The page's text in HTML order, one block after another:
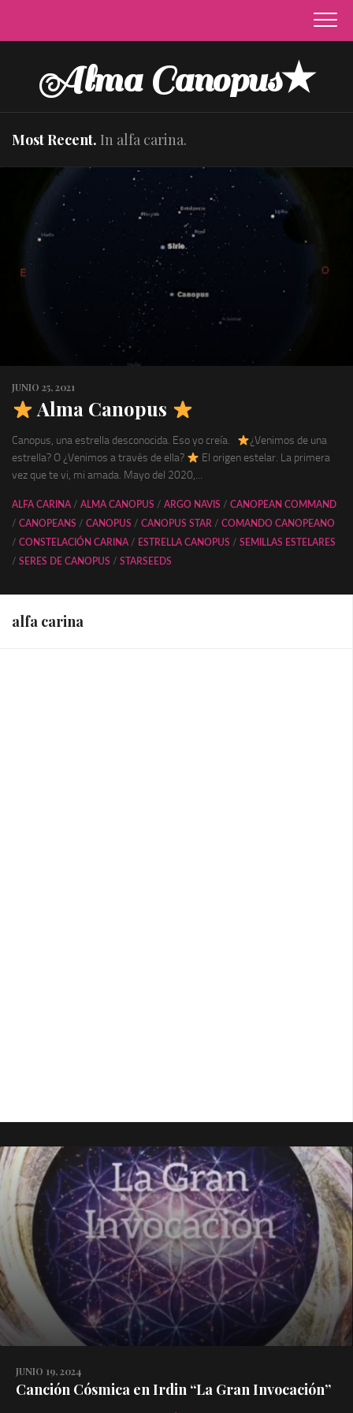
content
Alma Canopus★
Most Recent. In alfa carina.
JUNIO 25, 2021
Alma Canopus
Canopus, una estrella desconocida. Eso yo creía.
¿Venimos de una
estrella? O ¿Venimos a través de ella?
El origen estelar. La primera
vez que te vi, mi amada. Mayo del 2020,...
ALFA CARINA / ALMA CANOPUS / ARGO NAVIS / CANOPEAN COMMAND
/ CANOPEANS / CANOPUS / CANOPUS STAR / COMANDO CANOPEANO
/ CONSTELACIÓN CARINA / ESTRELLA CANOPUS / SEMILLAS ESTELARES
/ SERES DE CANOPUS / STARSEEDS
alfa carina
JUNIO 19, 2024
Canción Cósmica en Irdin “La Gran Invocación”